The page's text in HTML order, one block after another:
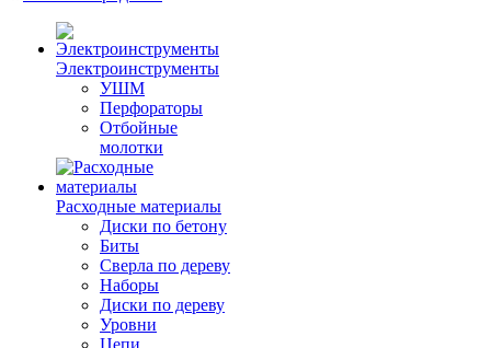
Электроинструменты
УШМ
Перфораторы
Отбойные
молотки
Расходные материалы
Диски по бетону
Биты
Сверла по дереву
Наборы
Диски по дереву
Уровни
Цепи